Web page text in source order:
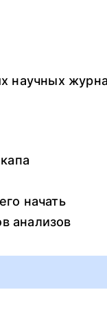
научных
начать
анализов